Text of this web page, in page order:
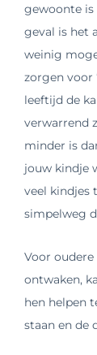
gewoonte
geval is het
weinig
zorgen voor
leeftijd de
verwarrend
minder is
jouw kindje
veel kindjes
simpelweg
Voor
ontwaken,
hen helpen
staan ​​en de